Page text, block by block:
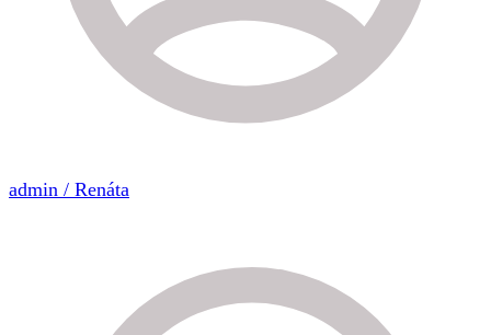
admin / Renáta